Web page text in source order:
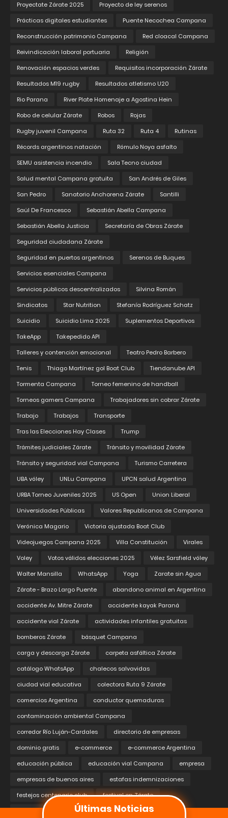
Últimas Noticias
Proyectate Zárate 2025
Proyecto de ley serenos
Prácticas digitales estudiantes
Puente Necochea Campana
Reconstrucción patrimonio Campana
Red cloacal Campana
Reivindicación laboral portuaria
Religión
Renovación espacios verdes
Requisitos incorporación Zárate
Resultados M19 rugby
Resultados atletismo U20
Rio Parana
River Plate Homenaje a Agostina Hein
Robo de celular Zárate
Robos
Rojas
Rugby juvenil Campana
Ruta 32 Ruta 4
Rutinas
Récords argentinos natación
Rómulo Noya asfalto
SEMU asistencia incendio
Sala Tecno ciudad
Salud mental Campana gratuita
San Andrés de Giles
San Pedro
Sanatorio Anchorena Zárate
Santilli
Saúl De Francesco
Sebastián Abella Campana
Sebastián Abella Justicia
Secretaría de Obras Zárate
Seguridad ciudadana Zárate
Seguridad en puertos argentinos
Serenos de Buques
Servicios esenciales Campana
Servicios públicos descentralizados
Silvina Román
Sindicatos
Star Nutrition
Stefanía Rodríguez Schatz
Suicidio
Suicidio Lima 2025
Suplementos Deportivos
TakeApp
Takepedido API
Talleres y contención emocional
Teatro Pedro Barbero
Tenis
Thiago Martínez gol Boat Club
Tiendanube API
Tormenta Campana
Torneo femenino de handball
Torneos gamers Campana
Trabajadores sin cobrar Zárate
Trabajo
Trabajos
Transporte
Tras las Elecciones Hay Clases
Trump
Trámites judiciales Zárate
Tránsito y movilidad Zárate
Tránsito y seguridad vial Campana
Turismo Carretera
UBA vóley
UNLu Campana
UPCN salud Argentina
URBA Torneo Juveniles 2025
US Open
Union Liberal
Universidades Públicas
Valores Republicanos de Campana
Verónica Magario
Victoria ajustada Boat Club
Videojuegos Campana 2025
Villa Constitución
Virales
Voley
Votos válidos elecciones 2025
Vélez Sarsfield vóley
Walter Mansilla
WhatsApp Yoga
Zarate sin Agua
Zárate - Brazo Largo Puente
abandono animal en Argentina
accidente Av. Mitre Zárate
accidente kayak Paraná
accidente vial Zárate
actividades infantiles gratuitas
bomberos Zárate
básquet Campana
carga y descarga Zárate
carpeta asfáltica Zárate
catálogo WhatsApp
chalecos salvavidas
ciudad vial educativa
colectora Ruta 9 Zárate
comercios Argentina
conductor quemaduras
contaminación ambiental Campana
corredor Río Luján-Cardales
directorio de empresas
dominio gratis
e-commerce
e-commerce Argentina
educación pública
educación vial Campana
empresa
empresas de buenos aires
estafas indemnizaciones
festejos centenario club
festival en Zárate
financiamiento educativo
fraude en seguros